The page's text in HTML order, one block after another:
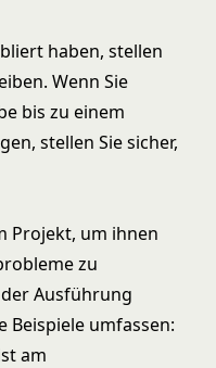
haben, stellen
Wenn Sie
bis zu einem
stellen Sie sicher,
Projekt, um ihnen
zu
Ausführung
Beispiele umfassen:
am